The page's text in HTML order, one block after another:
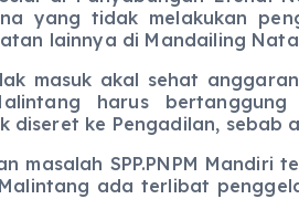
yang tidak melakukan
lainnya di Mandailing
masuk akal sehat
harus
diseret ke Pengadilan,
masalah SPP.PNPM
ada terlibat